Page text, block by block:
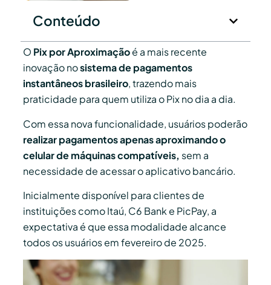
Conteúdo
O Pix por Aproximaçãoé a mais recente
inovação nosistema de pagamentos
instantâneos brasileiro, trazendo mais
praticidade para quem utiliza o Pix no dia a dia.
Com essa nova funcionalidade, usuários poderão
realizar pagamentos apenas aproximando o
celular de máquinas compatíveis, sem a
necessidade de acessar o aplicativo bancário.
Inicialmente disponível para clientes de
instituições como Itaú, C6 Bank e PicPay, a
expectativa é que essa modalidade alcance
todos os usuários em fevereiro de 2025.